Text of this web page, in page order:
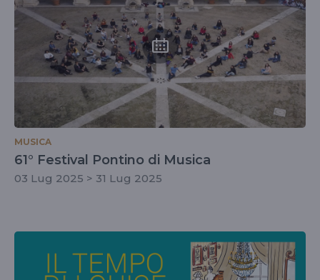
MUSICA
61° Festival Pontino di Musica
03 Lug 2025 > 31 Lug 2025